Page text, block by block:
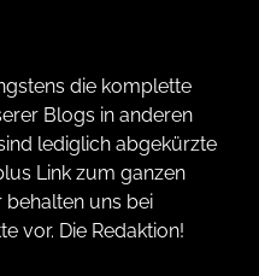
die komplette
Blogs in anderen
lediglich abgekürzte
Link zum ganzen
behalten uns bei
vor. Die Redaktion!